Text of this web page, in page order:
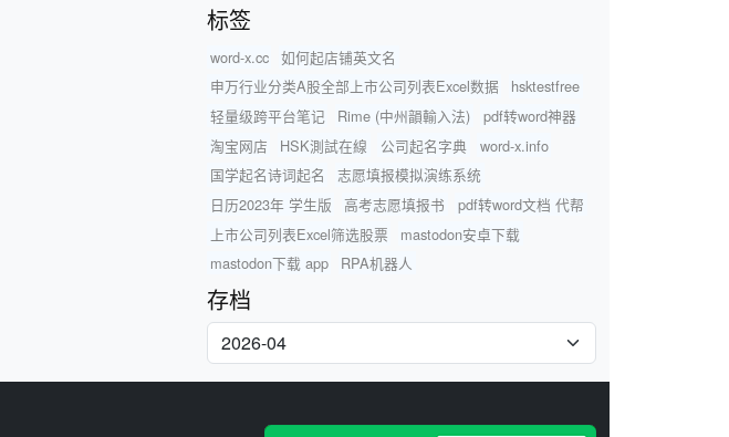
标签
word-x.cc
如何起店铺英文名
申万行业分类A股全部上市公司列表Excel数据
hsktestfree
轻量级跨平台笔记
Rime (中州韻輸入法)
pdf转word神器
淘宝网店
HSK測試在線 公司起名字典
word-x.info
国学起名诗词起名
志愿填报模拟演练系统
日历2023年 学生版
高考志愿填报书
pdf转word文档 代帮
上市公司列表Excel筛选股票
mastodon安卓下载
mastodon下载 app
RPA机器人
存档